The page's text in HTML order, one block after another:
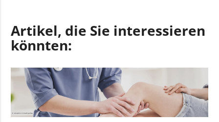
Artikel, die Sie interessieren
könnten: